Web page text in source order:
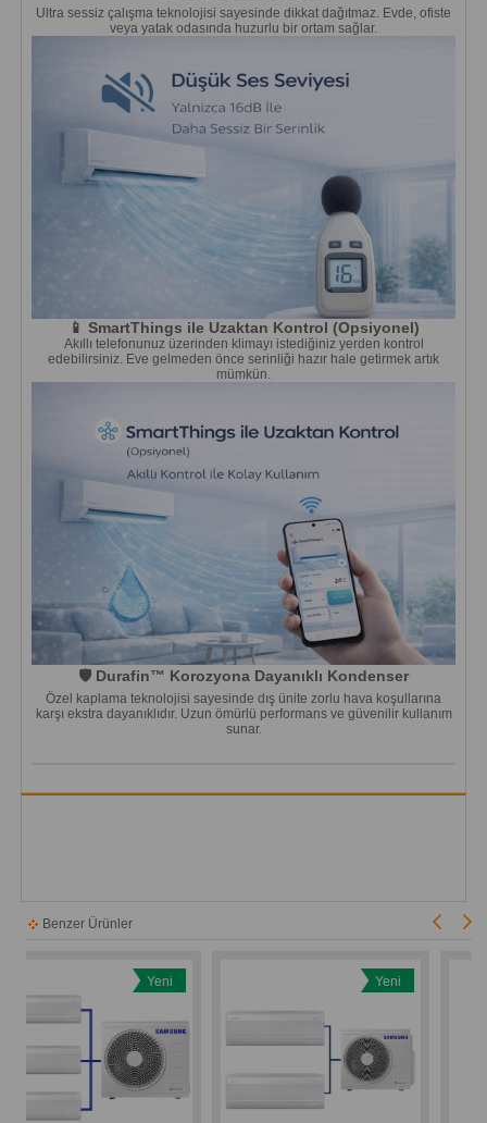
Ultra sessiz çalışma teknolojisi sayesinde dikkat dağıtmaz. Evde, ofiste
veya yatak odasında huzurlu bir ortam sağlar.
📱 SmartThings ile Uzaktan Kontrol (Opsiyonel)
Akıllı telefonunuz üzerinden klimayı istediğiniz yerden kontrol
edebilirsiniz. Eve gelmeden önce serinliği hazır hale getirmek artık
mümkün.
🛡️ Durafin™ Korozyona Dayanıklı Kondenser
Özel kaplama teknolojisi sayesinde dış ünite zorlu hava koşullarına
karşı ekstra dayanıklıdır. Uzun ömürlü performans ve güvenilir kullanım
sunar.
Benzer Ürünler